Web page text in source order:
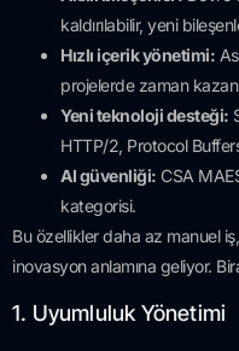
kaldırılabilir, yeni
Hızlı içerik yönetimi:
projelerde zaman
Yeni teknoloji desteği:
HTTP/2, Protocol
AI güvenliği: CSA
kategorisi.
Bu özellikler daha az manuel
inovasyon anlamına geliyor.
1. Uyumluluk Yönetimi